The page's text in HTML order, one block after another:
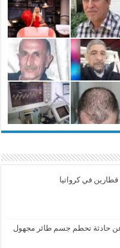
عن حادثة تحطم جسم طائر مجهول